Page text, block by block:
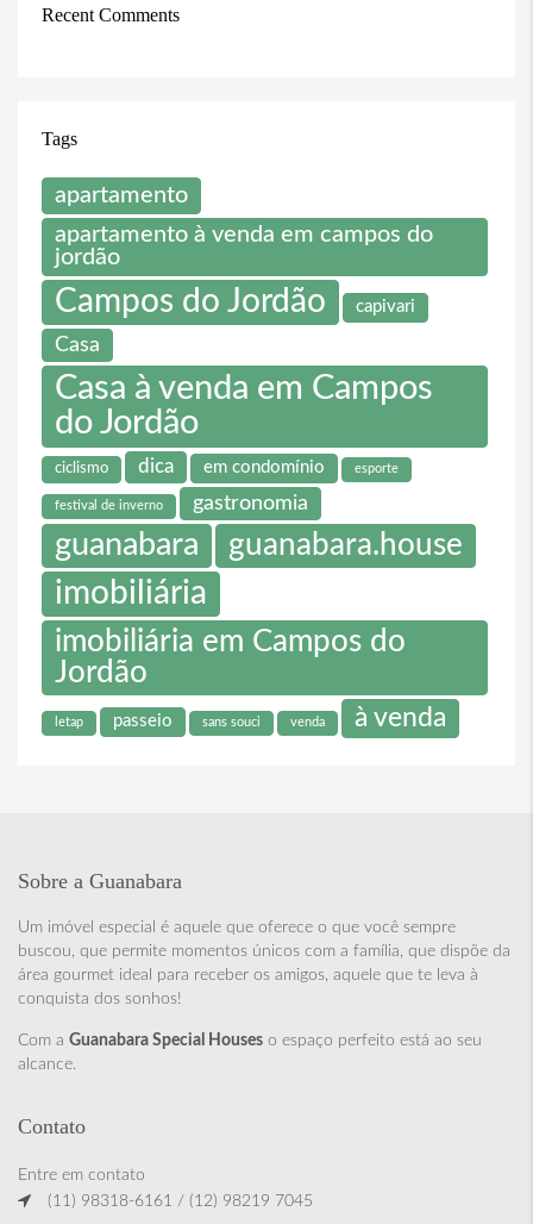
Recent Comments
Tags
apartamento
apartamento à venda em campos do
jordão
Campos do Jordão capivari
Casa
Casa à venda em Campos
do Jordão
ciclismo dica em condomínio esporte
festival de inverno gastronomia
guanabara guanabara.house
imobiliária
imobiliária em Campos do
Jordão
letap passeio sans souci venda à venda
Sobre a Guanabara
Um imóvel especial é aquele que oferece o que você sempre
buscou, que permite momentos únicos com a família, que dispõe da
área gourmet ideal para receber os amigos, aquele que te leva à
conquista dos sonhos!
Com a Guanabara Special Houses o espaço perfeito está ao seu
alcance.
Contato
Entre em contato
(11) 98318-6161 / (12) 98219 7045